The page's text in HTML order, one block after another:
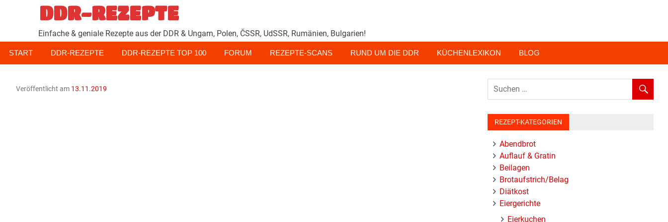
Zum
Inhalt
springen
DDR-REZEPTE
Einfache & geniale Rezepte aus der DDR & Ungarn, Polen, ČSSR, UdSSR, Rumänien, Bulgarien!
START DDR-REZEPTE DDR-REZEPTE TOP 100 FORUM REZEPTE-SCANS RUND UM DIE DDR KÜCHENLEXIKON BLOG
Veröffentlicht am 13.11.2019
REZEPT-KATEGORIEN
Abendbrot
Auflauf & Gratin
Beilagen
Brotaufstrich/Belag
Diätkost
Eiergerichte
Eierkuchen